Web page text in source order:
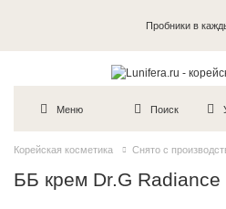
Пробники в
Меню Поиск
Корейская косметика Снято с
ББ крем Dr.G